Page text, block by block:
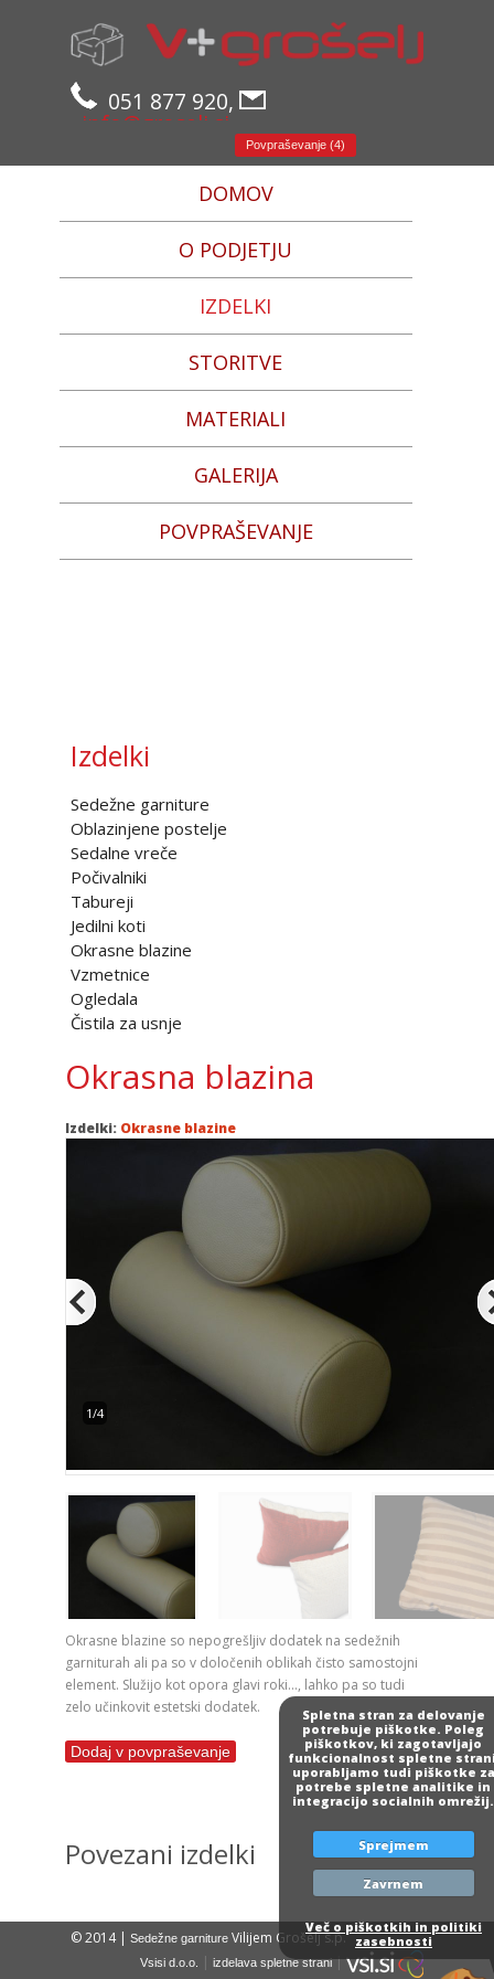
Spletna stran za delovanje
potrebuje piškotke. Poleg
piškotkov, ki zagotavljajo
funkcionalnost spletne
uporabljamo tudi piškotke za
potrebe spletne analitike in
integracijo socialnih omrežij.
Sprejmem
Zavrnem
Več o piškotkih in politiki
zasebnosti
051 877 920,
info@groselj.si
Povpraševanje (4)
DOMOV
O PODJETJU
IZDELKI
STORITVE
MATERIALI
GALERIJA
POVPRAŠEVANJE
Izdelki
Sedežne garniture
Oblazinjene postelje
Sedalne vreče
Počivalniki
Tabureji
Jedilni koti
Okrasne blazine
Vzmetnice
Ogledala
Čistila za usnje
Okrasna blazina
Izdelki: Okrasne blazine
1/4
Okrasne blazine so nepogrešljiv dodatek na sedežnih
garniturah ali pa so v določenih oblikah čisto samostojni
element. Služijo kot opora glavi roki…, lahko pa so tudi
zelo učinkovit estetski dodatek.
Dodaj v povpraševanje
Povezani izdelki
© 2014 | Sedežne garniture Vilijem Grošelj s.p.
Vsisi d.o.o. | izdelava spletne strani|